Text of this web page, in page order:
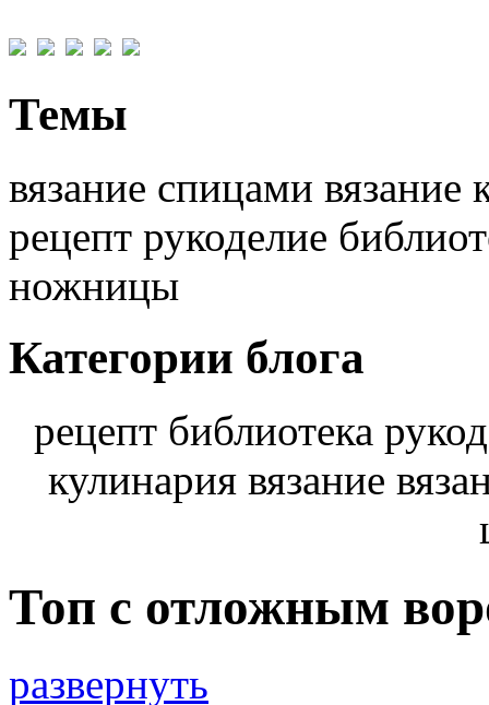
Темы
вязание спицами
рецепт рукоделие
ножницы
Категории блога
рецепт библиотека
кулинария вязание
Топ с отложным
развернуть